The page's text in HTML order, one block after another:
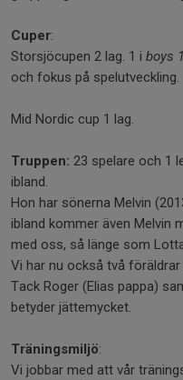
Cuper:
Storsjöcupen 2 lag. 1 i boys
och fokus på spelutveckling.
Mid Nordic cup 1 lag.
Truppen: 23 spelare och 1
ibland.
Hon har sönerna Melvin
ibland kommer även Melvin
med oss, så länge som
Vi har nu också två
Tack Roger (Elias pappa)
betyder jättemycket.
Träningsmiljö:
Vi jobbar med att vår